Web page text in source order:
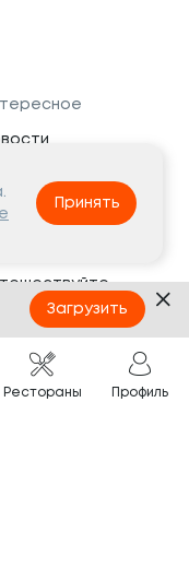
жизнь
CITY
Рестораны Профиль
Принять
Загрузить